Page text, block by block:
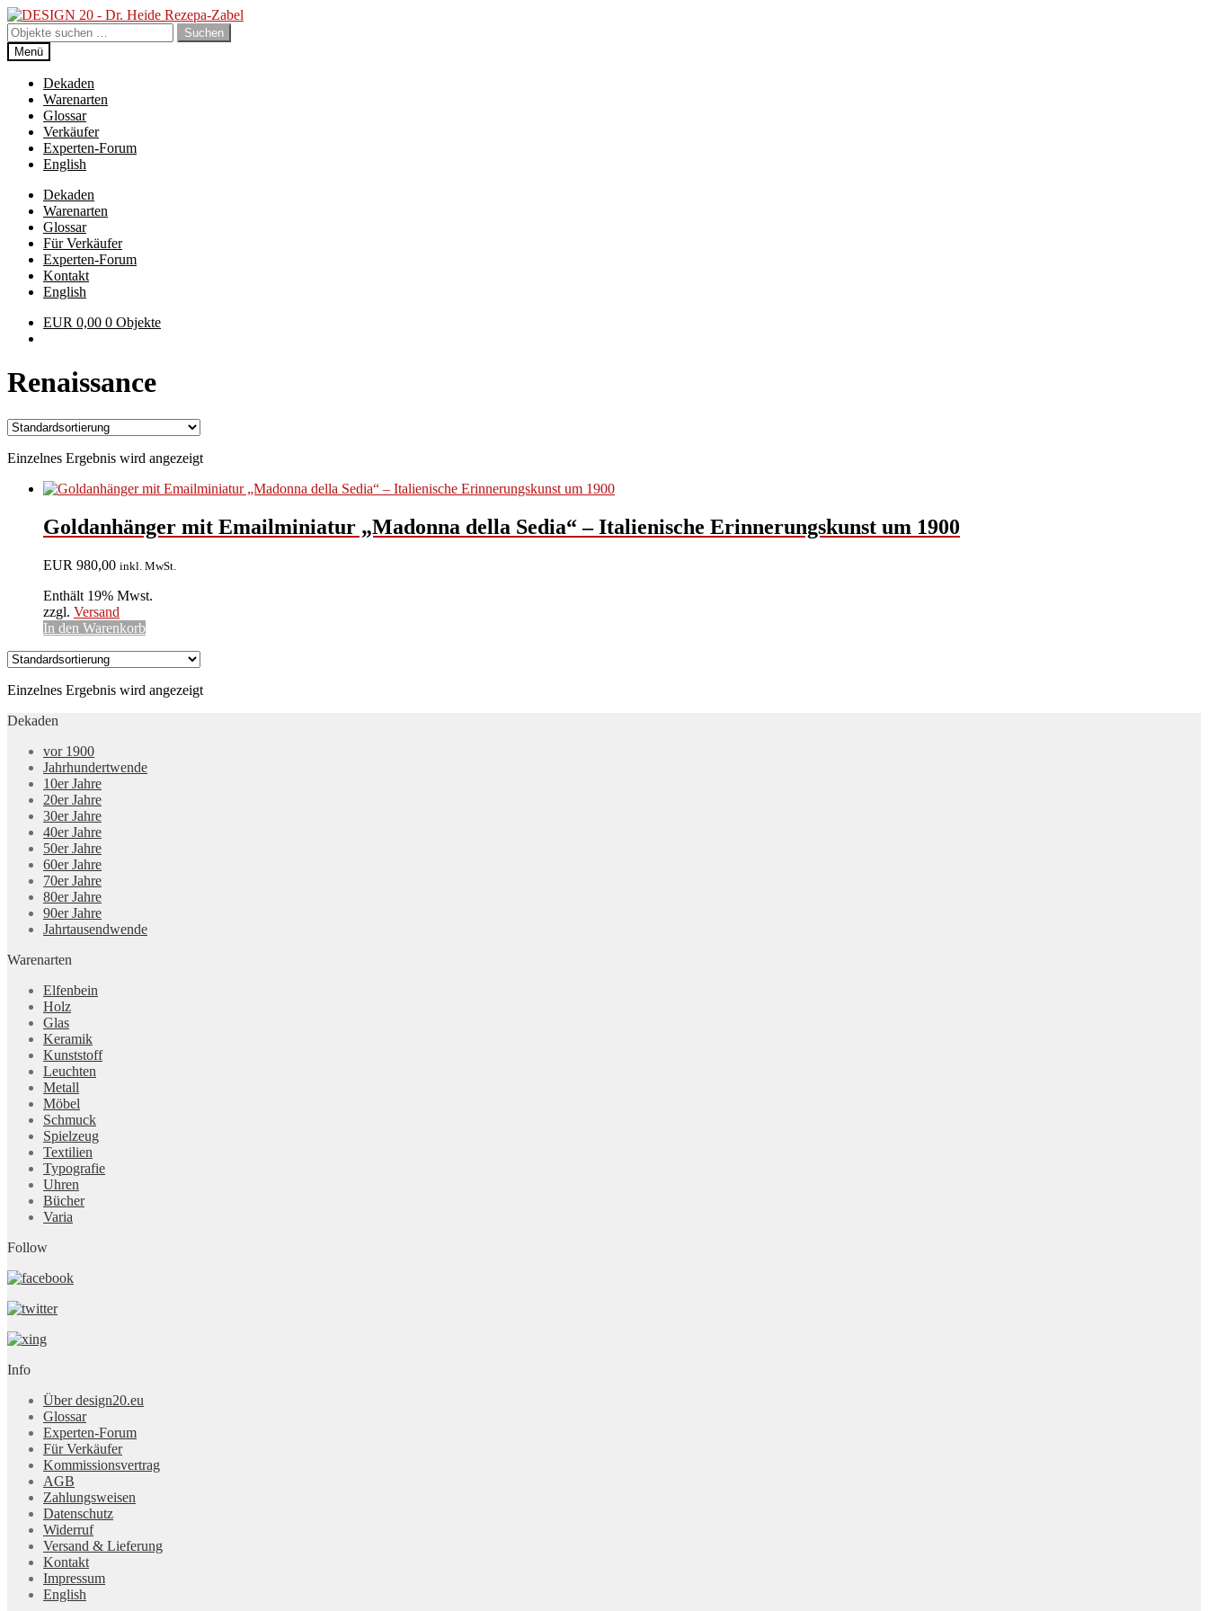
Zur
Navigation
springen
Zum
Inhalt
springen
Suchen
nach:
Suchen
Menü
Dekaden
Warenarten
Glossar
Verkäufer
Experten-Forum
English
Dekaden
Warenarten
Glossar
Für Verkäufer
Experten-Forum
Kontakt
English
EUR 0,00 0 Objekte
Renaissance
Einzelnes Ergebnis wird angezeigt
Goldanhänger mit Emailminiatur „Madonna della Sedia“ – Italienische Erinnerungskunst um 1900
EUR 980,00 inkl. MwSt.
Enthält 19% Mwst.
zzgl. Versand
In den Warenkorb
Einzelnes Ergebnis wird angezeigt
Dekaden
vor 1900
Jahrhundertwende
10er Jahre
20er Jahre
30er Jahre
40er Jahre
50er Jahre
60er Jahre
70er Jahre
80er Jahre
90er Jahre
Jahrtausendwende
Warenarten
Elfenbein
Holz
Glas
Keramik
Kunststoff
Leuchten
Metall
Möbel
Schmuck
Spielzeug
Textilien
Typografie
Uhren
Bücher
Varia
Follow
Info
Über design20.eu
Glossar
Experten-Forum
Für Verkäufer
Kommissionsvertrag
AGB
Zahlungsweisen
Datenschutz
Widerruf
Versand & Lieferung
Kontakt
Impressum
English